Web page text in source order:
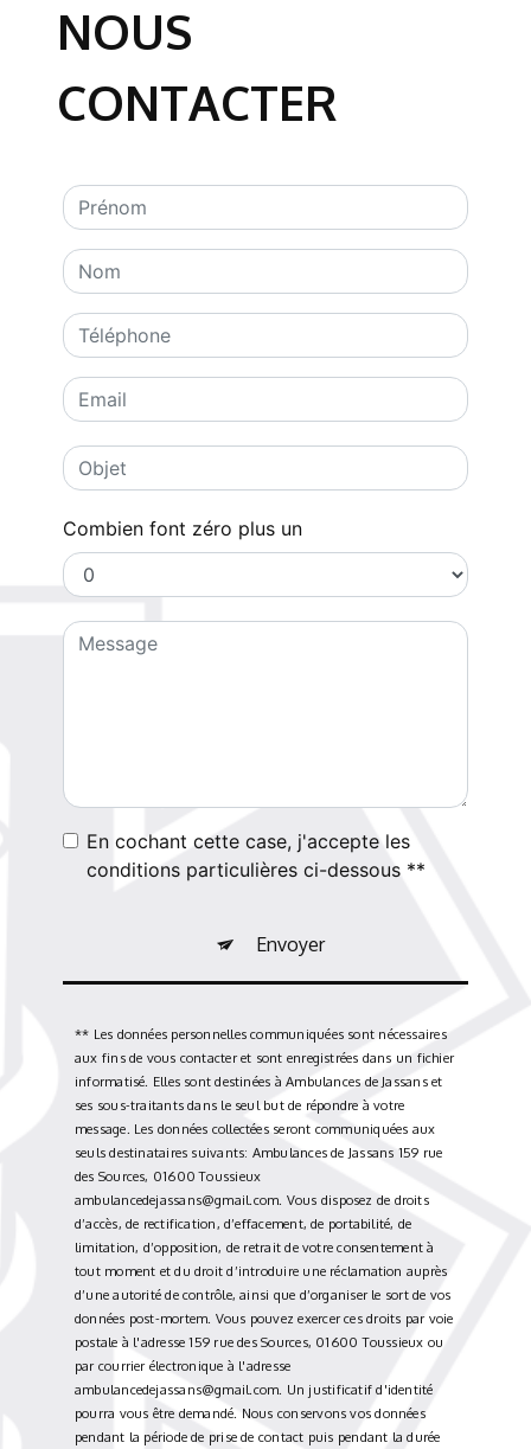
NOUS
CONTACTER
Combien font zéro plus un
En cochant cette case, j'accepte les
conditions particulières ci-dessous **
Envoyer
** Les données personnelles communiquées sont nécessaires
aux fins de vous contacter et sont enregistrées dans un fichier
informatisé. Elles sont destinées à Ambulances de Jassans et
ses sous-traitants dans le seul but de répondre à votre
message. Les données collectées seront communiquées aux
seuls destinataires suivants: Ambulances de Jassans 159 rue
des Sources, 01600 Toussieux
ambulancedejassans@gmail.com. Vous disposez de droits
d’accès, de rectification, d’effacement, de portabilité, de
limitation, d’opposition, de retrait de votre consentement à
tout moment et du droit d’introduire une réclamation auprès
d’une autorité de contrôle, ainsi que d’organiser le sort de vos
données post-mortem. Vous pouvez exercer ces droits par voie
postale à l'adresse 159 rue des Sources, 01600 Toussieux ou
par courrier électronique à l'adresse
ambulancedejassans@gmail.com. Un justificatif d'identité
pourra vous être demandé. Nous conservons vos données
pendant la période de prise de contact puis pendant la durée